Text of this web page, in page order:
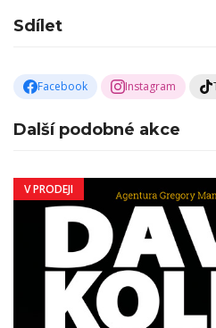
Sdílet
Facebook Instagram
Další podobné akce
V PRODEJI